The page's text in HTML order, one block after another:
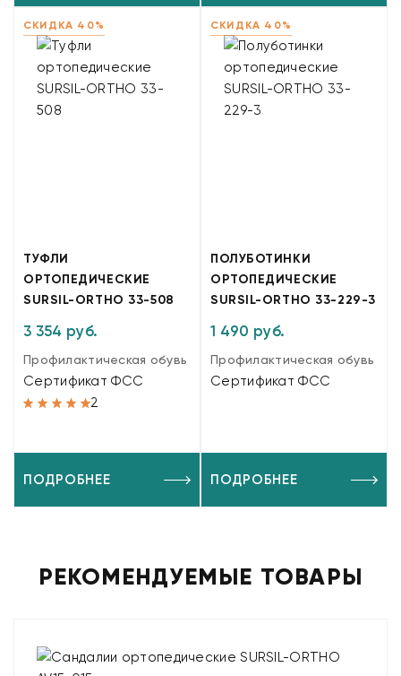
СКИДКА 40%
ТУФЛИ
ОРТОПЕДИЧЕСКИЕ
SURSIL-ORTHO 33-508
3 354 руб.
Профилактическая обувь
Сертификат ФСС
2
ПОДРОБНЕЕ
СКИДКА 40%
ПОЛУБОТИНКИ
ОРТОПЕДИЧЕСКИЕ
SURSIL-ORTHO 33-229-3
1 490 руб.
Профилактическая обувь
Сертификат ФСС
ПОДРОБНЕЕ
РЕКОМЕНДУЕМЫЕ ТОВАРЫ